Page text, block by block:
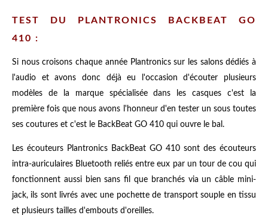
TEST DU PLANTRONICS BACKBEAT GO
410 :
Si nous croisons chaque année Plantronics sur les salons dédiés à
l'audio et avons donc déjà eu l'occasion d'écouter plusieurs
modèles de la marque spécialisée dans les casques c'est la
première fois que nous avons l'honneur d'en tester un sous toutes
ses coutures et c'est le BackBeat GO 410 qui ouvre le bal.
Les écouteurs Plantronics BackBeat GO 410 sont des écouteurs
intra-auriculaires Bluetooth reliés entre eux par un tour de cou qui
fonctionnent aussi bien sans fil que branchés via un câble mini-
jack, ils sont livrés avec une pochette de transport souple en tissu
et plusieurs tailles d'embouts d'oreilles.